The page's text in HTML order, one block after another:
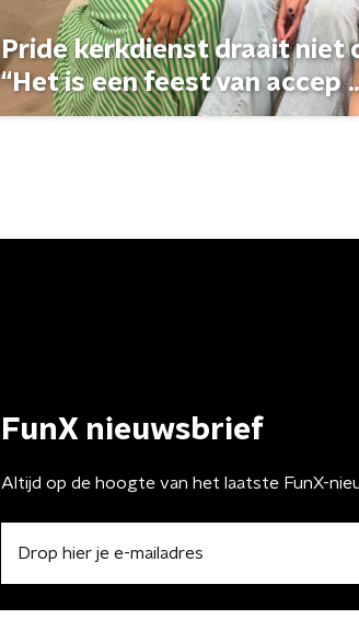
Pride kerkdienst draait niet
“Het is een feest van accep
FunX nieuwsbrief
Altijd op de hoogte van het laatste FunX-